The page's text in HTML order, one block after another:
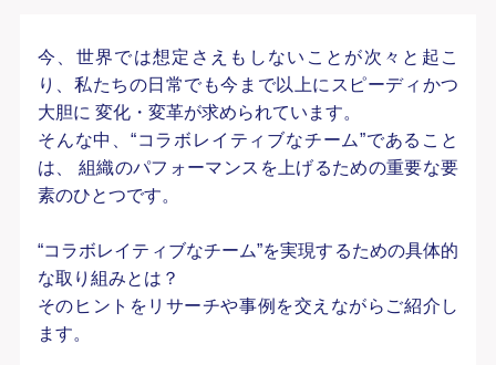
今、世界では想定さえもしないことが次々と起こ
り、私たちの日常でも今まで以上にスピーディかつ
大胆に 変化・変革が求められています。
そんな中、“コラボレイティブなチーム”であること
は、 組織のパフォーマンスを上げるための重要な要
素のひとつです。
“コラボレイティブなチーム”を実現するための具体的
な取り組みとは？
そのヒントをリサーチや事例を交えながらご紹介し
ます。